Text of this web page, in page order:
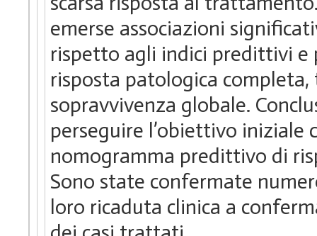
emerse associazioni
rispetto agli indici predittivi e
risposta patologica
sopravvivenza globale.
perseguire l’obiettivo iniziale
nomogramma predittivo di
Sono state confermate
loro ricaduta clinica a